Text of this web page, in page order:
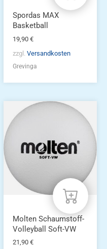
Spordas MAX
Basketball
19,90 €
zzgl. Versandkosten
Grevinga
Molten Schaumstoff-
Volleyball Soft-VW
21,90 €